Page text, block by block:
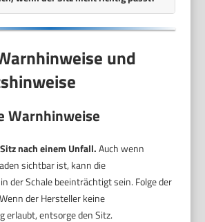
und
Warnhinweise
nach einem Unfall.Auch wenn
sichtbar ist, kann die
der Schale beeinträchtigt sein. Folge der
der Hersteller keine
erlaubt, entsorge den Sitz.